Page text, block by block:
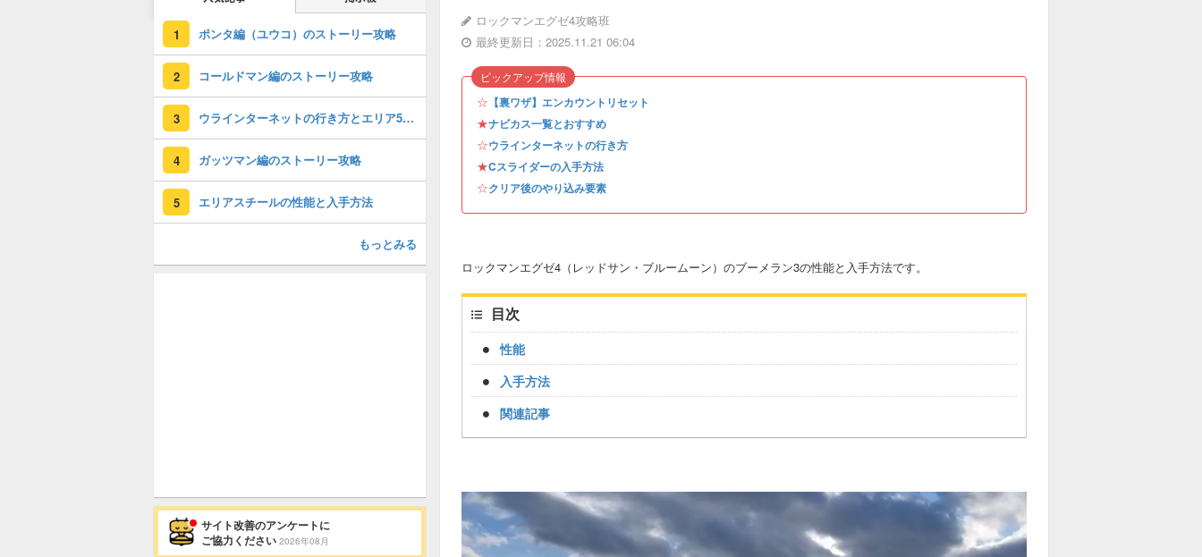
ロックマンエグゼ4攻略班
最終更新日：2025.11.21 06:04
☆ 【裏ワザ】エンカウントリセット
★ナビカス一覧とおすすめ
☆ウラインターネットの行き方
★Cスライダーの入手方法
☆クリア後のやり込み要素
ピックアップ情報
ロックマンエグゼ4（レッドサン・ブルームーン）のブーメラン3の性能と入手方法です。
目次
性能
入手方法
関連記事
1 ポンタ編（ユウコ）のストーリー攻略
2 コールドマン編のストーリー攻略
3 ウラインターネットの行き方とエリア5・6の行き方
4 ガッツマン編のストーリー攻略
5 エリアスチールの性能と入手方法
もっとみる
サイト改善のアンケートに
ご協力ください 2026年08月